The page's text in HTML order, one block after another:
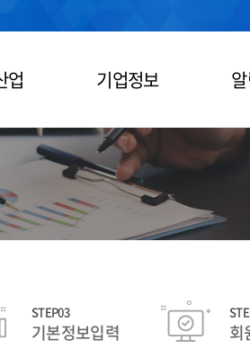
업 기업정보
STEP03
기본정보입력 회